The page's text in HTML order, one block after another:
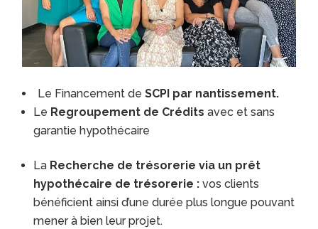
Le Financement deSCPI par nantissement.
Le Regroupement de Créditsavec et sans
garantie hypothécaire
La Recherche de trésorerie via un prêt
hypothécaire de trésorerie :vos clients
bénéficient ainsi d’une durée plus longue pouvant
mener à bien leur projet.